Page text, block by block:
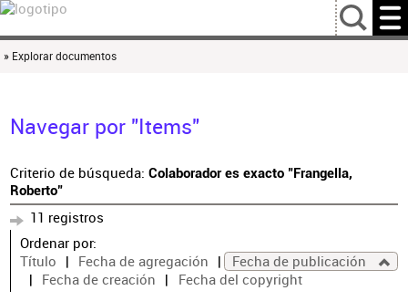
…
» Explorar documentos
Navegar por "Items"
Criterio de búsqueda: Colaborador es exacto "Frangella,
Roberto"
11 registros
Ordenar por:
Título
Fecha de agregación
Fecha de publicación
Fecha de creación
Fecha del copyright